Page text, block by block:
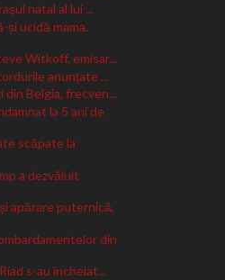
natal al lui ...
ucidă mama.
Witkoff, emisar...
anunțate ...
Belgia, frecven...
la 5 ani de
scăpate la
a dezvăluit
apărare puternică,
din
s-au încheiat...